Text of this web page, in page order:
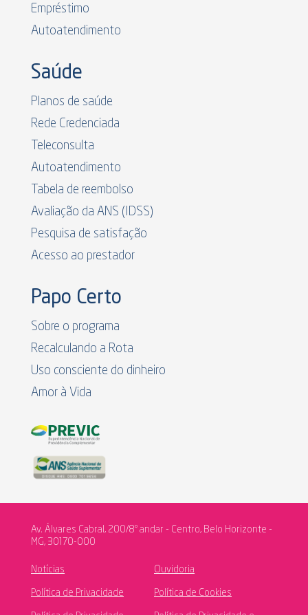
Empréstimo
Autoatendimento
Saúde
Planos de saúde
Rede Credenciada
Teleconsulta
Autoatendimento
Tabela de reembolso
Avaliação da ANS (IDSS)
Pesquisa de satisfação
Acesso ao prestador
Papo Certo
Sobre o programa
Recalculando a Rota
Uso consciente do dinheiro
Amor à Vida
Av. Álvares Cabral, 200/8º andar - Centro, Belo Horizonte -
MG, 30170-000
Notícias Ouvidoria
Política de Privacidade Política de Cookies